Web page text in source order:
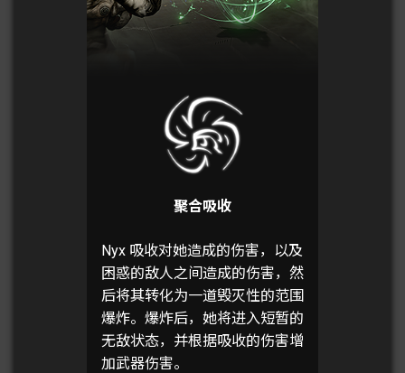
聚合吸收
Nyx 吸收对她造成的伤害，以及
困惑的敌人之间造成的伤害，然
后将其转化为一道毁灭性的范围
爆炸。爆炸后，她将进入短暂的
无敌状态，并根据吸收的伤害增
加武器伤害。